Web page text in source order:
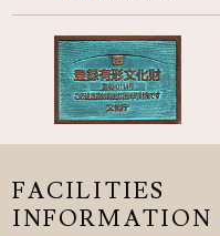
FACILITIES
INFORMATION